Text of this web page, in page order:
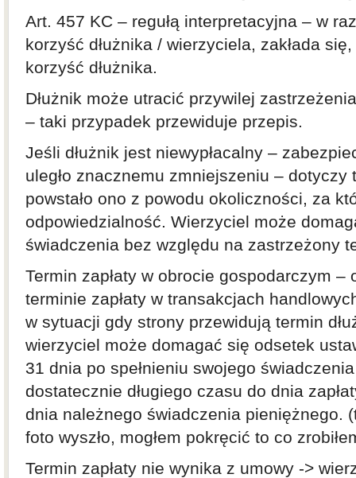
Art. 457 KC – regułą interpretacyjna – w
korzyść dłużnika / wierzyciela, zakłada
korzyść dłużnika.
Dłużnik może utracić przywilej
– taki przypadek przewiduje przepis.
Jeśli dłużnik jest niewypłacalny –
uległo znacznemu zmniejszeniu – dotyczy
powstało ono z powodu okoliczności, za
odpowiedzialność. Wierzyciel może
świadczenia bez względu na zastrzeżony
Termin zapłaty w obrocie gospodarczym –
terminie zapłaty w transakcjach
w sytuacji gdy strony przewidują termin
wierzyciel może domagać się odsetek
31 dnia po spełnieniu swojego
dostatecznie długiego czasu do dnia
dnia należnego świadczenia pieniężnego.
foto wyszło, mogłem pokręcić to co
Termin zapłaty nie wynika z umowy ->